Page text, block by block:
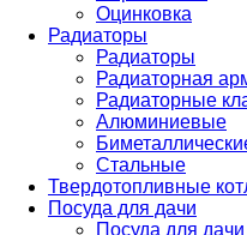
Оцинковка
Радиаторы
Радиаторы
Радиаторная
Радиаторные
Алюминиевые
Стальные
Твердотопливные
Посуда для дачи
Посуда для дачи